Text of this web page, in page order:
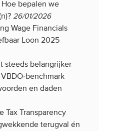
Hoe bepalen we
26/01/2026
Wage Financials
Loon 2025
steeds belangrijker
benchmark
en daden
Tax Transparency
terugval én